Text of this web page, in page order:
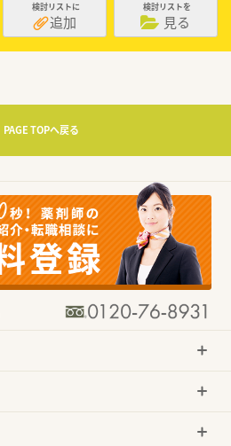
検討リストに
追加
検討リストを
見る
PAGE TOPへ戻る